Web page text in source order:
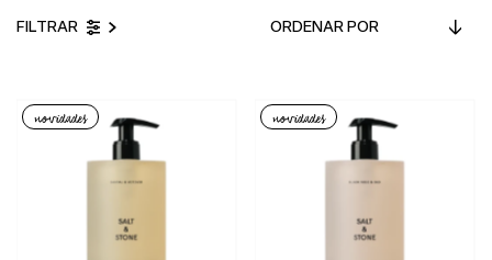
FILTRAR
por
Mais relevantes
Mais vendidos
Preço, mais baratos
novidades novidades